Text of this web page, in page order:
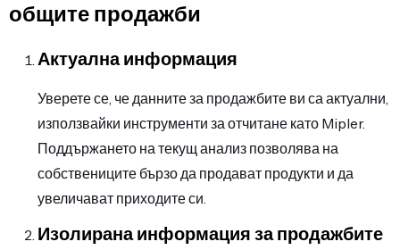
общите продажби
Актуална информация
Уверете се, че данните за продажбите ви са актуални,
използвайки инструменти за отчитане като Mipler.
Поддържането на текущ анализ позволява на
собствениците бързо да продават продукти и да
увеличават приходите си.
Изолирана информация за продажбите